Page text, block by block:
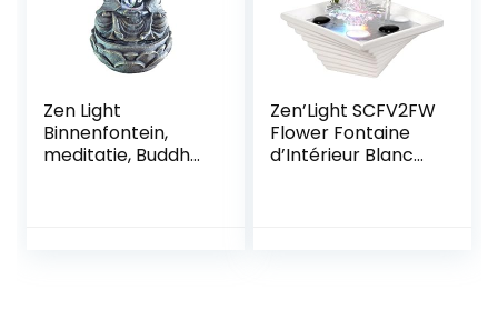
Zen Light
Binnenfontein,
meditatie, Buddha,
Zen’Light SCFV2FW
Flower Fontaine
d’Intérieur Blanc